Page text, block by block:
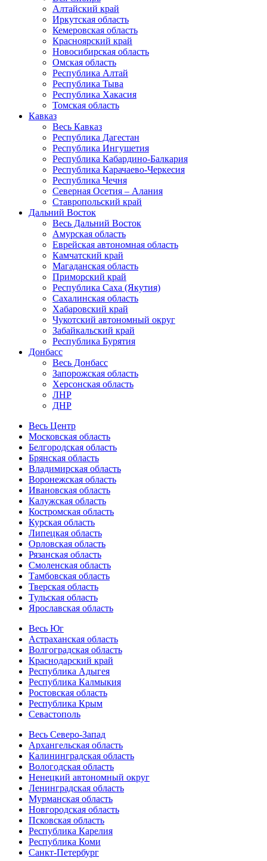
Алтайский край
Иркутская область
Кемеровская область
Красноярский край
Новосибирская область
Омская область
Республика Алтай
Республика Тыва
Республика Хакасия
Томская область
Кавказ
Весь Кавказ
Республика Дагестан
Республика Ингушетия
Республика Кабардино-Балкария
Республика Карачаево-Черкесия
Республика Чечня
Северная Осетия – Алания
Ставропольский край
Дальний Восток
Весь Дальний Восток
Амурская область
Еврейская автономная область
Камчатский край
Магаданская область
Приморский край
Республика Саха (Якутия)
Сахалинская область
Хабаровский край
Чукотский автономный округ
Забайкальский край
Республика Бурятия
Донбасс
Весь Донбасс
Запорожская область
Херсонская область
ЛНР
ДНР
Весь Центр
Московская область
Белгородская область
Брянская область
Владимирская область
Воронежская область
Ивановская область
Калужская область
Костромская область
Курская область
Липецкая область
Орловская область
Рязанская область
Смоленская область
Тамбовская область
Тверская область
Тульская область
Ярославская область
Весь Юг
Астраханская область
Волгоградская область
Краснодарский край
Республика Адыгея
Республика Калмыкия
Ростовская область
Республика Крым
Севастополь
Весь Северо-Запад
Архангельская область
Калининградская область
Вологодская область
Ненецкий автономный округ
Ленинградская область
Мурманская область
Новгородская область
Псковская область
Республика Карелия
Республика Коми
Санкт-Петербург